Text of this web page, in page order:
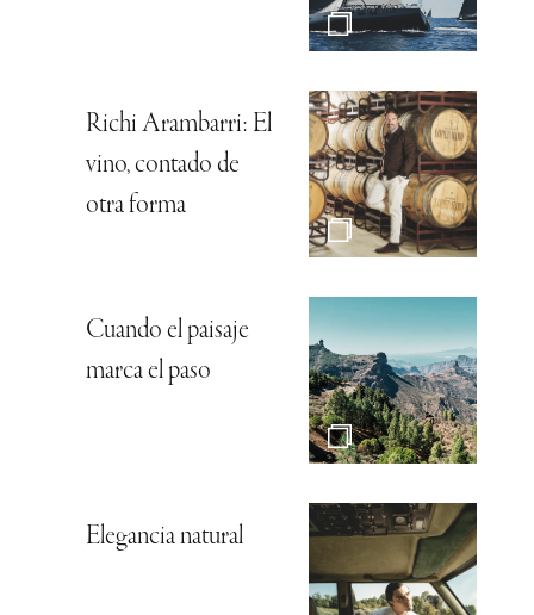
Richi Arambarri: El
vino, contado de
otra forma
Cuando el paisaje
marca el paso
Elegancia natural